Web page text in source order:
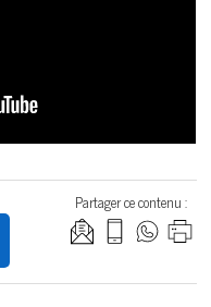
Partager ce contenu :